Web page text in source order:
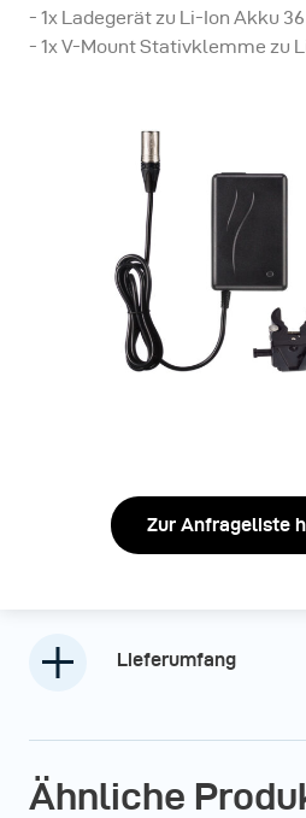
- 1x Ladegerät zu Li-Ion Akku 36
- 1x V-Mount Stativklemme zu
Zur Anfrageliste
Lieferumfang
Ähnliche